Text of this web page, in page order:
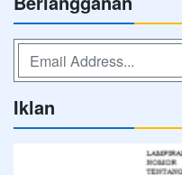
Iklan